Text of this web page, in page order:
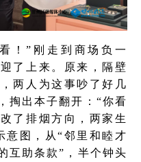
！”刚走到商场负一
了上来。原来，隔壁
两人为这事吵了好几
掏出本子翻开：“你看
了排烟方向，两家生
意图，从“邻里和睦才
互助条款”，半个钟头